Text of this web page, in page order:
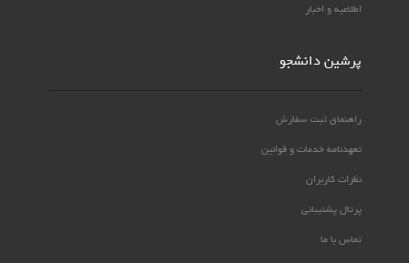
اطلاعیه و اخبار
پرشین دانشجو
راهنمای ثبت سفارش
تعهدنامه خدمات و قوانین
نظرات کاربران
پرتال پشتیبانی
تماس با ما